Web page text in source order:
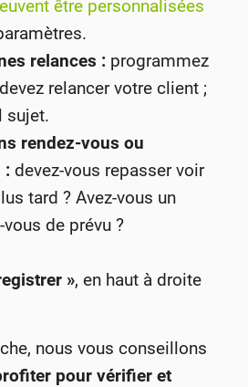
être personnalisées
relances : programmez
relancer votre client ;
sujet.
rendez-vous ou
: devez-vous repasser voir
tard ? Avez-vous un
vous de prévu ?
», en haut à droite
nous vous conseillons
pour vérifier et